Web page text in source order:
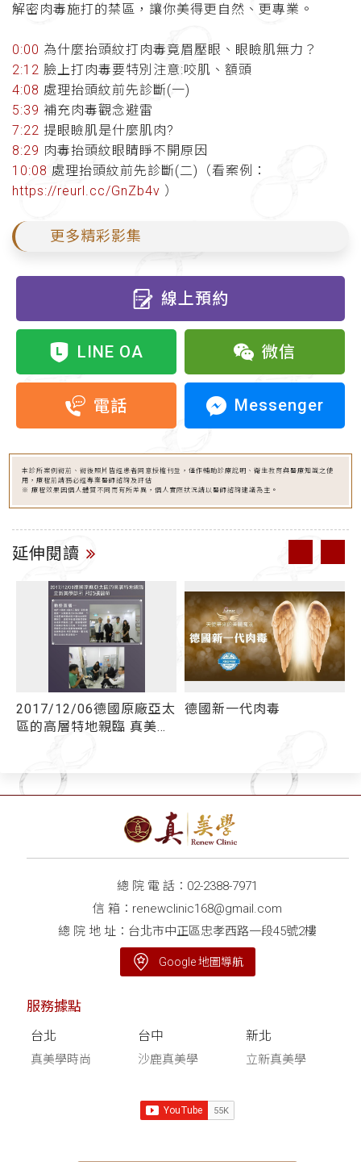
解密肉毒施打的禁區，讓你美得更自然、更專業。
0:00 為什麼抬頭紋打肉毒竟眉壓眼、眼瞼肌無力？
2:12 臉上打肉毒要特別注意:咬肌、額頭
4:08 處理抬頭紋前先診斷(一)
5:39 補充肉毒觀念避雷
7:22 提眼瞼肌是什麼肌肉?
8:29 肉毒抬頭紋眼睛睜不開原因
10:08 處理抬頭紋前先診斷(二)（看案例：
https://reurl.cc/GnZb4v ）
更多精彩影集
線上預約
LINE OA 微信
電話 Messenger
本診所案例術前、術後照片皆經患者同意授權刊登，僅作輔助診療說明、衛生教育與醫療知識之使
用，療程前請務必經專業醫師諮詢及評估
※ 療程效果因個人體質不同而有所差異，個人實際狀況請以醫師諮詢建議為主。
延伸閱讀
2017/12/06德國原廠亞太
區的高層特地親臨 真美學
德國新⼀代肉毒
總 院 電 話： 02-2388-7971
信 箱： renewclinic168@gmail.com
總 院 地 址：台北市中正區忠孝西路一段45號2樓
Google 地圖導航
服務據點
台北
真美學時尚
台中
沙鹿真美學
新北
立新真美學